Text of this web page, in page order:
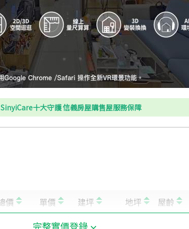
SinyiCare十大守護 信義房屋購售屋服務保障
完整實價登錄